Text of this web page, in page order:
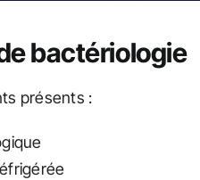
bactériologie
présents :